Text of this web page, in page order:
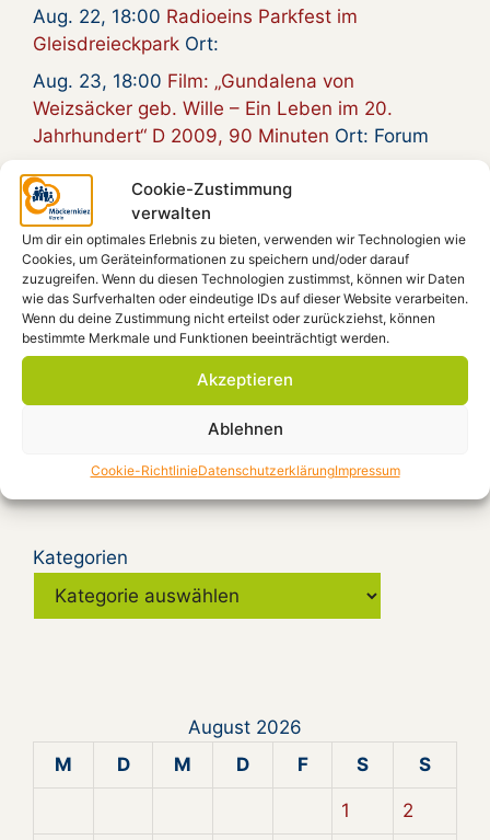
Cookie-Zustimmung
verwalten
Um dir ein optimales Erlebnis zu bieten, verwenden wir Technologien wie
Cookies, um Geräteinformationen zu speichern und/oder darauf
zuzugreifen. Wenn du diesen Technologien zustimmst, können wir Daten
wie das Surfverhalten oder eindeutige IDs auf dieser Website verarbeiten.
Wenn du deine Zustimmung nicht erteilst oder zurückziehst, können
bestimmte Merkmale und Funktionen beeinträchtigt werden.
Akzeptieren
Ablehnen
Cookie-RichtlinieDatenschutzerklärungImpressum
Aug. 22, 18:00 Radioeins Parkfest im
Gleisdreieckpark Ort:
Aug. 23, 18:00 Film: „Gundalena von
Weizsäcker geb. Wille – Ein Leben im 20.
Jahrhundert“ D 2009, 90 Minuten Ort: Forum
Aug. 28, 12:00
Spendenkonto
Möckernkiez e.V.
IBAN: DE41 4306 0967 1101 9938 00
Beiträge filtern
Kategorien
August 2026
M
D M D F S S
1 2